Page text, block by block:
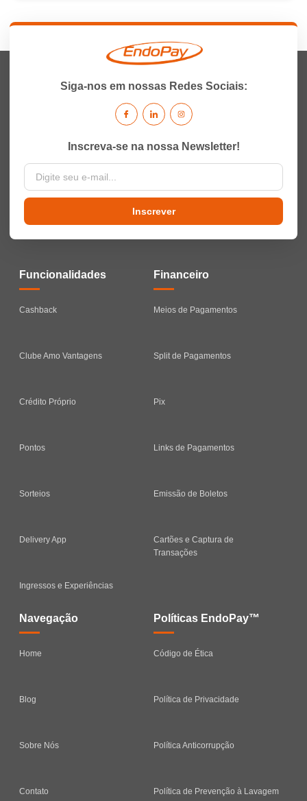
Siga-nos em nossas Redes Sociais:
Inscreva-se na nossa Newsletter!
Inscrever
Funcionalidades
Cashback
Clube Amo Vantagens
Crédito Próprio
Pontos
Sorteios
Delivery App
Ingressos e Experiências
Financeiro
Meios de Pagamentos
Split de Pagamentos
Pix
Links de Pagamentos
Emissão de Boletos
Cartões e Captura de
Transações
Navegação
Home
Blog
Sobre Nós
Contato
Políticas EndoPay™
Código de Ética
Política de Privacidade
Política Anticorrupção
Política de Prevenção à Lavagem